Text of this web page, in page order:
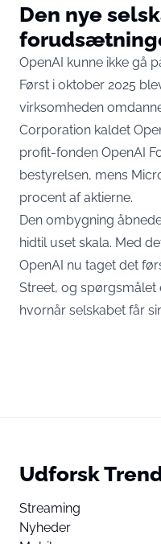
Den nye
OpenAI kunne ikke gå
Først i oktober 2025
virksomheden
Corporation kaldet
profit-fonden OpenAI
bestyrelsen, mens
procent af aktierne.
Den ombygning
hidtil uset skala. Med
OpenAI nu taget det
Street, og
hvornår selskabet får
Udforsk
Streaming
Nyheder